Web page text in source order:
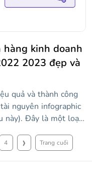
hàng kinh doanh
2023 đẹp và
quả và thành công
nguyên infographic
này). Đây là một loạt
2022. Với các
4 › Trang cuối